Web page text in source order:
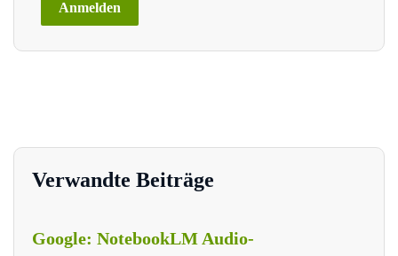
Verwandte Beiträge
Google: NotebookLM Audio-